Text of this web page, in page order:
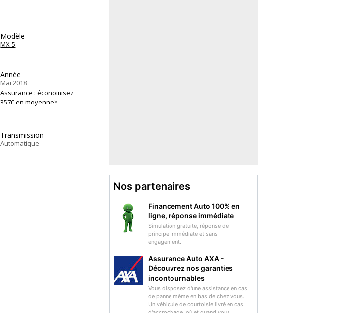
Modèle
MX-5
Année
Mai 2018
Assurance : économisez
357€ en moyenne*
Transmission
Automatique
Nos partenaires
Financement Auto 100% en
ligne, réponse immédiate
Simulation gratuite, réponse de
principe immédiate et sans
engagement.
Assurance Auto AXA -
Découvrez nos garanties
incontournables
Vous disposez d'une assistance en cas
de panne même en bas de chez vous.
Un véhicule de courtoisie livré en cas